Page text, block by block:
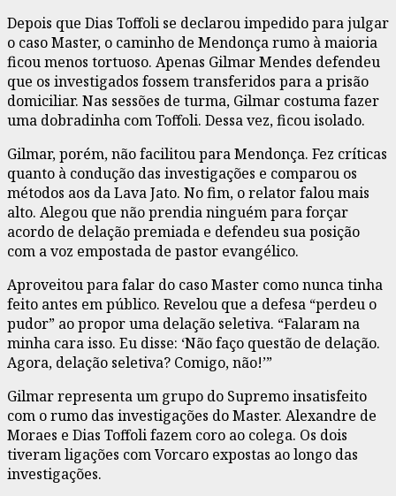
Depois que Dias Toffoli se declarou impedido para julgar
o caso Master, o caminho de Mendonça rumo à maioria
ficou menos tortuoso. Apenas Gilmar Mendes defendeu
que os investigados fossem transferidos para a prisão
domiciliar. Nas sessões de turma, Gilmar costuma fazer
uma dobradinha com Toffoli. Dessa vez, ficou isolado.
Gilmar, porém, não facilitou para Mendonça. Fez críticas
quanto à condução das investigações e comparou os
métodos aos da Lava Jato. No fim, o relator falou mais
alto. Alegou que não prendia ninguém para forçar
acordo de delação premiada e defendeu sua posição
com a voz empostada de pastor evangélico.
Aproveitou para falar do caso Master como nunca tinha
feito antes em público. Revelou que a defesa “perdeu o
pudor” ao propor uma delação seletiva. “Falaram na
minha cara isso. Eu disse: ‘Não faço questão de delação.
Agora, delação seletiva? Comigo, não!’”
Gilmar representa um grupo do Supremo insatisfeito
com o rumo das investigações do Master. Alexandre de
Moraes e Dias Toffoli fazem coro ao colega. Os dois
tiveram ligações com Vorcaro expostas ao longo das
investigações.